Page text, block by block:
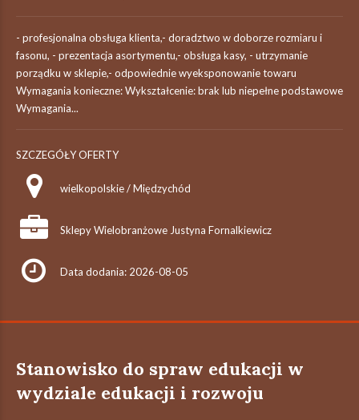
- profesjonalna obsługa klienta,- doradztwo w doborze rozmiaru i
fasonu, - prezentacja asortymentu,- obsługa kasy, - utrzymanie
porządku w sklepie,- odpowiednie wyeksponowanie towaru
Wymagania konieczne: Wykształcenie: brak lub niepełne podstawowe
Wymagania...
SZCZEGÓŁY OFERTY
wielkopolskie / Międzychód
Sklepy Wielobranżowe Justyna Fornalkiewicz
Data dodania: 2026-08-05
Stanowisko do spraw edukacji w
wydziale edukacji i rozwoju